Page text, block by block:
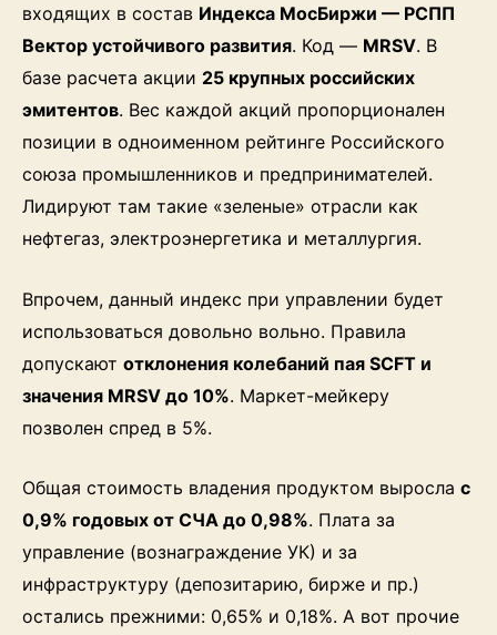
входящих в состав Индекса МосБиржи — РСПП
Вектор устойчивого развития. Код — MRSV. В
базе расчета акции 25 крупных российских
эмитентов. Вес каждой акций пропорционален
позиции в одноименном рейтинге Российского
союза промышленников и предпринимателей.
Лидируют там такие «зеленые» отрасли как
нефтегаз, электроэнергетика и металлургия.
Впрочем, данный индекс при управлении будет
использоваться довольно вольно. Правила
допускают отклонения колебаний пая SCFT и
значения MRSV до 10%. Маркет-мейкеру
позволен спред в 5%.
Общая стоимость владения продуктом выросла с
0,9% годовых от СЧА до 0,98%. Плата за
управление (вознаграждение УК) и за
инфраструктуру (депозитарию, бирже и пр.)
остались прежними: 0,65% и 0,18%. А вот прочие